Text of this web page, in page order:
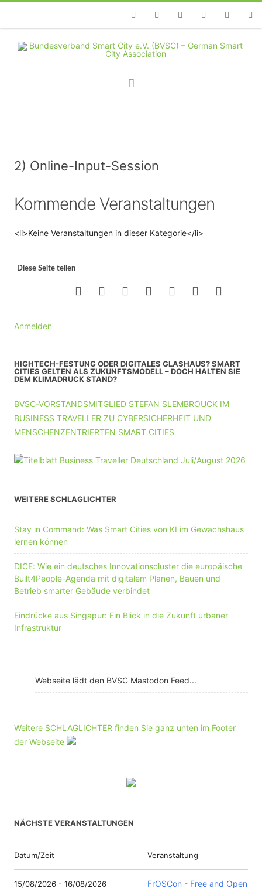
TelefonFacebookTwitterYoutubeInstagramLinkedin
2) Online-Input-Session
Kommende Veranstaltungen
<li>Keine Veranstaltungen in dieser Kategorie</li>
Diese Seite teilen
Anmelden
HIGHTECH-FESTUNG ODER DIGITALES GLASHAUS? SMART
CITIES GELTEN ALS ZUKUNFTSMODELL – DOCH HALTEN SIE
DEM KLIMADRUCK STAND?
BVSC-VORSTANDSMITGLIED STEFAN SLEMBROUCK IM
BUSINESS TRAVELLER ZU CYBERSICHERHEIT UND
MENSCHENZENTRIERTEN SMART CITIES
WEITERE SCHLAGLICHTER
Stay in Command: Was Smart Cities von KI im Gewächshaus
lernen können
DICE: Wie ein deutsches Innovationscluster die europäische
Built4People-Agenda mit digitalem Planen, Bauen und
Betrieb smarter Gebäude verbindet
Eindrücke aus Singapur: Ein Blick in die Zukunft urbaner
Infrastruktur
Webseite lädt den BVSC Mastodon Feed...
Weitere SCHLAGLICHTER finden Sie ganz unten im Footer
der Webseite
NÄCHSTE VERANSTALTUNGEN
Datum/Zeit Veranstaltung
15/08/2026 - 16/08/2026
FrOSCon - Free and Open